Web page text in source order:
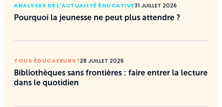
ANALYSES DE L'ACTUALITÉ ÉDUCATIVE31 JUILLET 2026
Pourquoi la jeunesse ne peut plus attendre ?
TOUS ÉDUCATEURS !28 JUILLET 2026
Bibliothèques sans frontières : faire entrer la lecture
dans le quotidien